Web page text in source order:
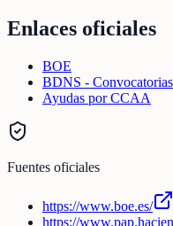
Enlaces oficiales
BOE
BDNS - Convocatorias
Ayudas por CCAA
Fuentes oficiales
https://www.boe.es/
https://